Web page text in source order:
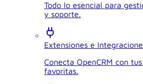
Todo lo esencial para
y soporte.
Extensiones e
Conecta OpenCRM con
favoritas.